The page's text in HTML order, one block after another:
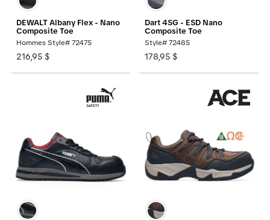
DEWALT Albany Flex - Nano
Composite Toe
Hommes Style# 72475
216,95 $
Dart 4SG - ESD Nano
Composite Toe
Style# 72485
178,95 $